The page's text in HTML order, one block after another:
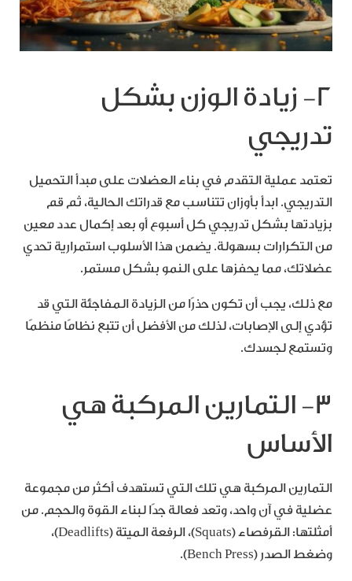
2- زيادة الوزن بشكل
تدريجي
تعتمد عملية التقدم في بناء العضلات على مبدأ التحميل
التدريجي. ابدأ بأوزان تتناسب مع قدراتك الحالية، ثم قم
بزيادتها بشكل تدريجي كل أسبوع أو بعد إكمال عدد معين
من التكرارات بسهولة. يضمن هذا الأسلوب استمرارية تحدي
عضلاتك، مما يحفزها على النمو بشكل مستمر.
مع ذلك، يجب أن تكون حذرًا من الزيادة المفاجئة التي قد
تؤدي إلى الإصابات، لذلك من الأفضل أن تتبع نظامًا منظمًا
وتستمع لجسدك.
3- التمارين المركبة هي
الأساس
التمارين المركبة هي تلك التي تستهدف أكثر من مجموعة
عضلية في آن واحد، وتعد فعالة جدًا لبناء القوة والحجم. من
أمثلتها: القرفصاء (Squats)، الرفعة الميتة (Deadlifts)،
وضغط الصدر (Bench Press).